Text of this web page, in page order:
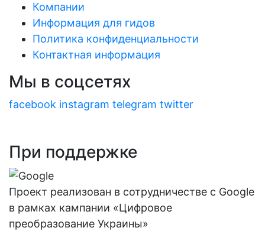
Компании
Информация для гидов
Политика конфиденциальности
Контактная информация
Мы в соцсетях
facebook instagram telegram twitter
При поддержке
Проект реализован в сотрудничестве с Google
в рамках кампании «Цифровое
преобразование Украины»